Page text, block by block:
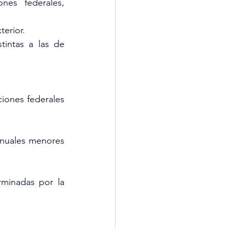
federales,
a las de
federales
menores
por la